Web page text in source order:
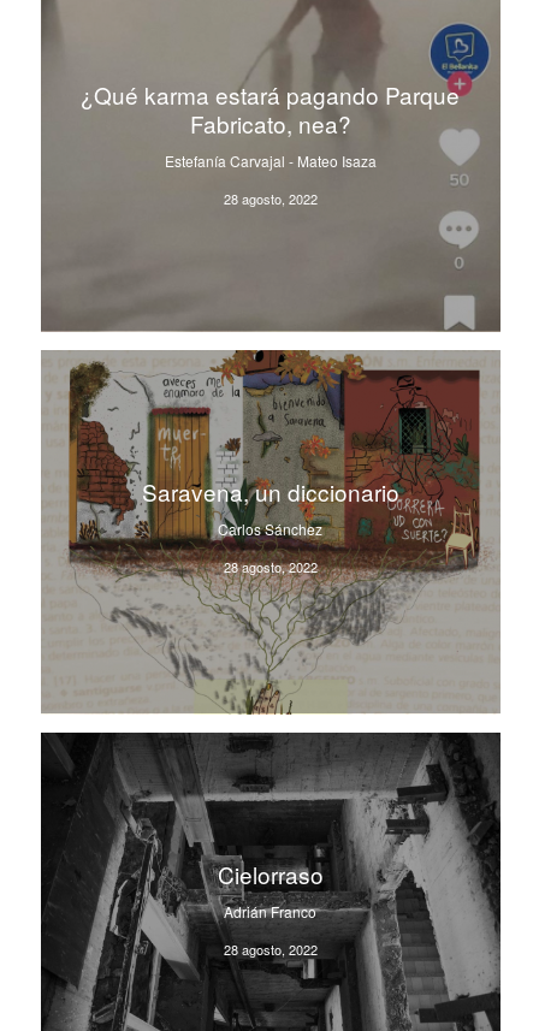
¿Qué karma estará pagando Parque
Fabricato, nea?
Estefanía Carvajal - Mateo Isaza
28 agosto, 2022
Saravena, un diccionario
Carlos Sánchez
28 agosto, 2022
Cielorraso
Adrián Franco
28 agosto, 2022